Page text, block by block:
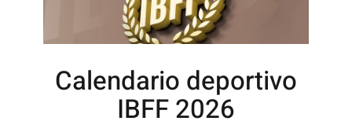
Calendario deportivo
IBFF 2026